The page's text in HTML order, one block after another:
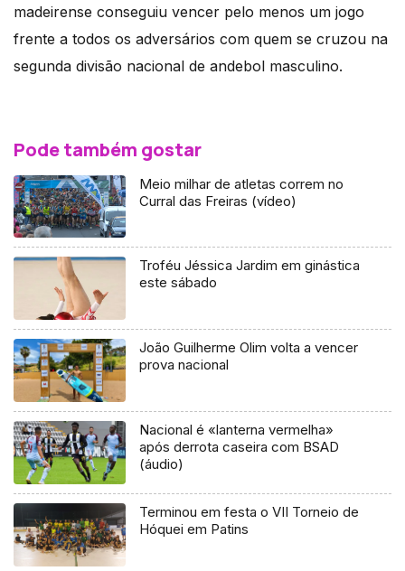
madeirense conseguiu vencer pelo menos um jogo
frente a todos os adversários com quem se cruzou na
segunda divisão nacional de andebol masculino.
Pode também gostar
Meio milhar de atletas correm no
Curral das Freiras (vídeo)
Troféu Jéssica Jardim em ginástica
este sábado
João Guilherme Olim volta a vencer
prova nacional
Nacional é «lanterna vermelha»
após derrota caseira com BSAD
(áudio)
Terminou em festa o VII Torneio de
Hóquei em Patins